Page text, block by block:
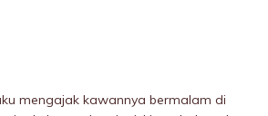
mengajak kawannya bermalam di